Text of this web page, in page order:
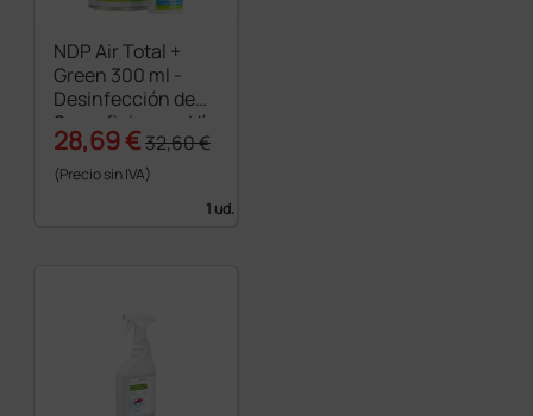
NDP Air Total +
Green 300 ml -
Desinfección de
Superficies por Vía
Aérea
28,69 €32,60 €
(Precio sin IVA)
1 ud.